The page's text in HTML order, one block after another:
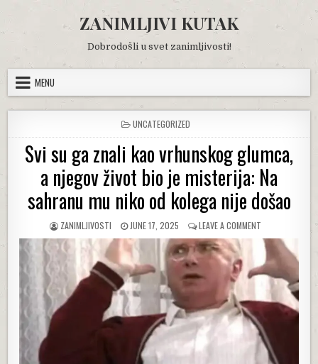
content
ZANIMLJIVI KUTAK
Dobrodošli u svet zanimljivosti!
MENU
POSTED
IN
UNCATEGORIZED
Svi su ga znali kao vrhunskog glumca,
a njegov život bio je misterija: Na
sahranu mu niko od kolega nije došao
AUTHOR:
ZANIMLJIVOSTI
PUBLISHED
DATE:
JUNE 17, 2025 LEAVE A COMMENT
SVI
SU
GA
ZNALI
VRHUNSKOG
GLUMCA,
A
NJEGOV
ŽIVOT
BIO